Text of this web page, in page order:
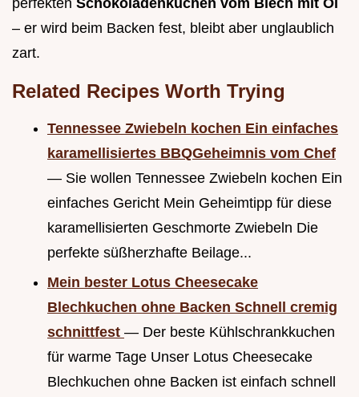
perfekten Schokoladenkuchen vom Blech mit Öl
– er wird beim Backen fest, bleibt aber unglaublich
zart.
Related Recipes Worth Trying
Tennessee Zwiebeln kochen Ein einfaches
karamellisiertes BBQGeheimnis vom Chef
— Sie wollen Tennessee Zwiebeln kochen Ein
einfaches Gericht Mein Geheimtipp für diese
karamellisierten Geschmorte Zwiebeln Die
perfekte süßherzhafte Beilage...
Mein bester Lotus Cheesecake
Blechkuchen ohne Backen Schnell cremig
schnittfest — Der beste Kühlschrankkuchen
für warme Tage Unser Lotus Cheesecake
Blechkuchen ohne Backen ist einfach schnell